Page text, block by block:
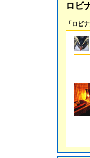
ロビ
「ロビ